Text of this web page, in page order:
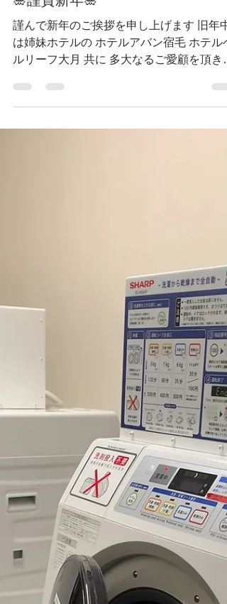
ホテルサンリバー四万十
2022年1月1日
読了時間: 1分
🎍謹賀新年🎍
は姉妹ホテルの ホテルアバン宿毛 ホテル
ルリーフ大月 共に 多大なるご愛顧を頂き
した事 厚くお礼申し上げます 本年もお客